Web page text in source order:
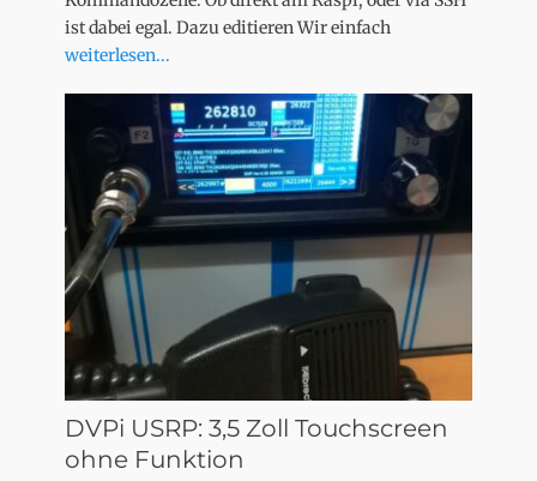
ist dabei egal. Dazu editieren Wir einfach
weiterlesen...
DVPi USRP: 3,5 Zoll Touchscreen
ohne Funktion